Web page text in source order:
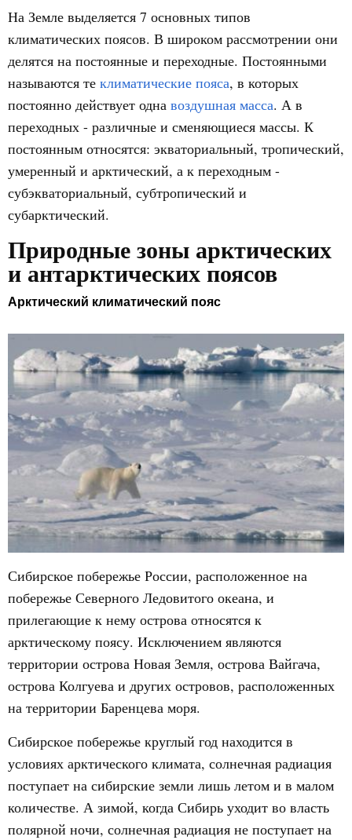
На Земле выделяется 7 основных типов
климатических поясов. В широком рассмотрении они
делятся на постоянные и переходные. Постоянными
называются те климатические пояса, в которых
постоянно действует одна воздушная масса. А в
переходных - различные и сменяющиеся массы. К
постоянным относятся: экваториальный, тропический,
умеренный и арктический, а к переходным -
субэкваториальный, субтропический и
субарктический.
Природные зоны арктических
и антарктических поясов
Арктический климатический пояс
Сибирское побережье России, расположенное на
побережье Северного Ледовитого океана, и
прилегающие к нему острова относятся к
арктическому поясу. Исключением являются
территории острова Новая Земля, острова Вайгача,
острова Колгуева и других островов, расположенных
на территории Баренцева моря.
Сибирское побережье круглый год находится в
условиях арктического климата, солнечная радиация
поступает на сибирские земли лишь летом и в малом
количестве. А зимой, когда Сибирь уходит во власть
полярной ночи, солнечная радиация не поступает на